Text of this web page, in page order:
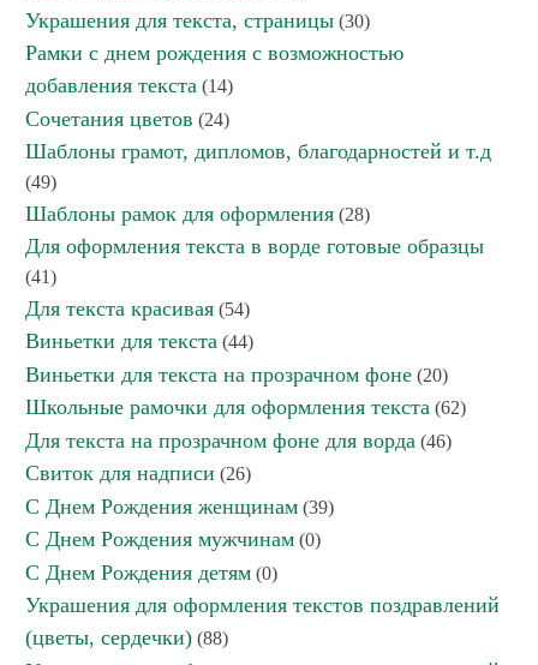
Украшения для текста, страницы (30)
Рамки с днем рождения с возможностью
добавления текста (14)
Сочетания цветов (24)
Шаблоны грамот, дипломов, благодарностей и т.д
(49)
Шаблоны рамок для оформления (28)
Для оформления текста в ворде готовые образцы
(41)
Для текста красивая (54)
Виньетки для текста (44)
Виньетки для текста на прозрачном фоне (20)
Школьные рамочки для оформления текста (62)
Для текста на прозрачном фоне для ворда (46)
Свиток для надписи (26)
С Днем Рождения женщинам (39)
С Днем Рождения мужчинам (0)
С Днем Рождения детям (0)
Украшения для оформления текстов поздравлений
(цветы, сердечки) (88)